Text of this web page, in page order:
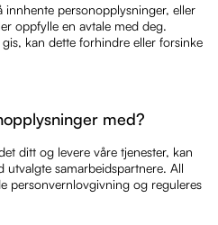
innhente personopplysninger, eller
oppfylle en avtale med deg.
kan dette forhindre eller forsinke
med?
ditt og levere våre tjenester, kan
samarbeidspartnere. All
personvernlovgivning og reguleres